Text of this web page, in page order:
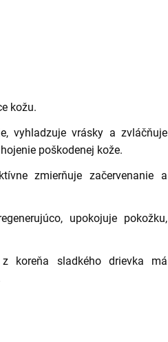
kožu.
vyhladzuje vrásky a zvláčňuje
poškodenej kože.
zmierňuje začervenanie a
upokojuje pokožku,
koreňa sladkého drievka má